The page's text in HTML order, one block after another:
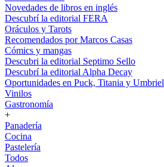
Novedades de libros en inglés
Descubrí la editorial FERA
Oráculos y Tarots
Recomendados por Marcos Casas
Cómics y mangas
Descubri la editorial Septimo Sello
Descubrí la editorial Alpha Decay
Oportunidades en Puck, Titania y Umbriel
Vinilos
Gastronomía
+
Panadería
Cocina
Pastelería
Todos